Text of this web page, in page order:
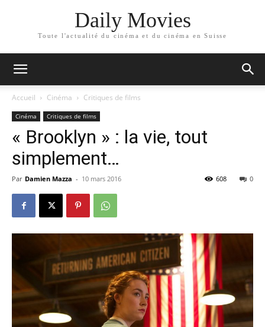
Daily Movies
Toute l'actualité du cinéma et du cinéma en Suisse
Accueil Cinéma Critiques de films
Cinéma Critiques de films
« Brooklyn » : la vie, tout
simplement…
Par Damien Mazza - 10 mars 2016 0
608